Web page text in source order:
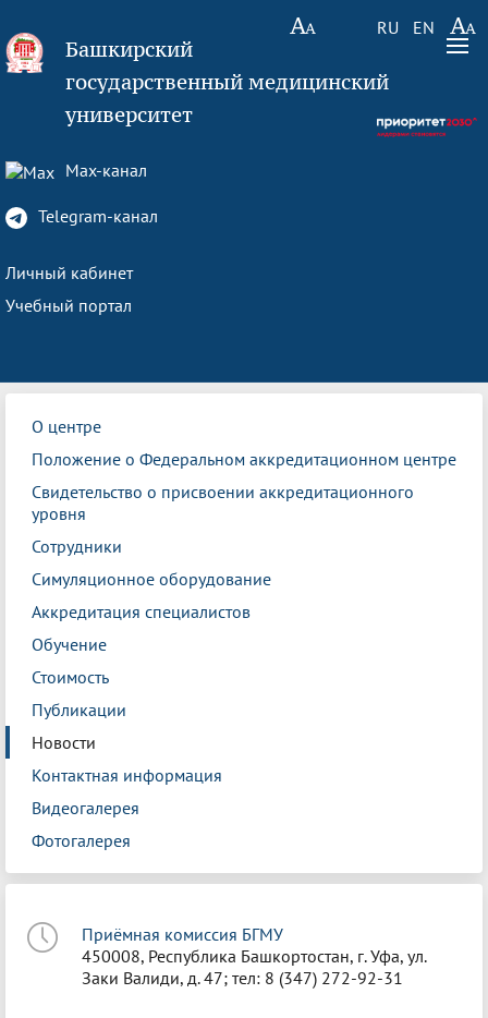
RU EN
Башкирский
государственный медицинский
университет
Max-канал
Telegram-канал
Личный кабинет
Учебный портал
О центре
Положение о Федеральном аккредитационном центре
Свидетельство о присвоении аккредитационного
уровня
Сотрудники
Симуляционное оборудование
Аккредитация специалистов
Обучение
Стоимость
Публикации
Новости
Контактная информация
Видеогалерея
Фотогалерея
Приёмная комиссия БГМУ
450008, Республика Башкортостан, г. Уфа, ул.
Заки Валиди, д. 47; тел: 8 (347) 272-92-31